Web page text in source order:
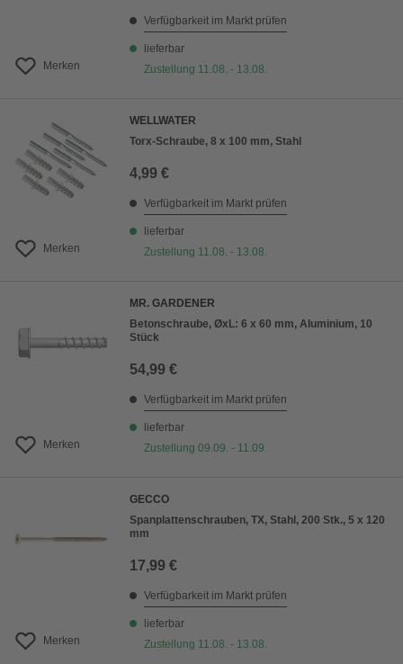
Merken
Verfügbarkeit im Markt prüfen
lieferbar
Zustellung 11.08. - 13.08.
Merken
WELLWATER
Torx-Schraube, 8 x 100 mm, Stahl
4,99 €
Verfügbarkeit im Markt prüfen
lieferbar
Zustellung 11.08. - 13.08.
Merken
MR. GARDENER
Betonschraube, ØxL: 6 x 60 mm, Aluminium, 10
Stück
54,99 €
Verfügbarkeit im Markt prüfen
lieferbar
Zustellung 09.09. - 11.09.
Merken
GECCO
Spanplattenschrauben, TX, Stahl, 200 Stk., 5 x 120
mm
17,99 €
Verfügbarkeit im Markt prüfen
lieferbar
Zustellung 11.08. - 13.08.